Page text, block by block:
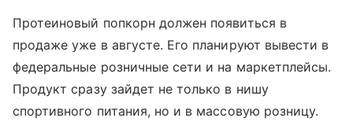
Протеиновый попкорн должен появиться в
продаже уже в августе. Его планируют вывести в
федеральные розничные сети и на маркетплейсы.
Продукт сразу зайдет не только в нишу
спортивного питания, но и в массовую розницу.